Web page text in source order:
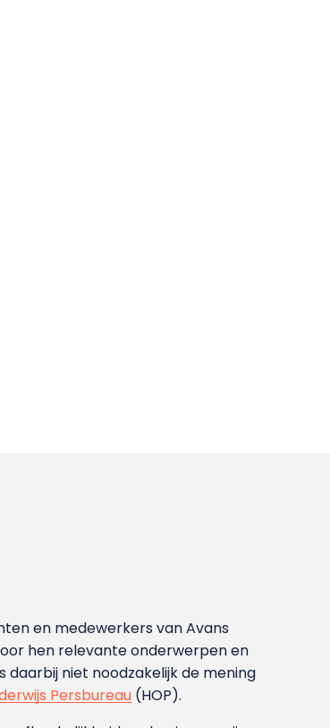
en medewerkers van Avans
hen relevante onderwerpen en
niet noodzakelijk de mening
Persbureau (HOP).